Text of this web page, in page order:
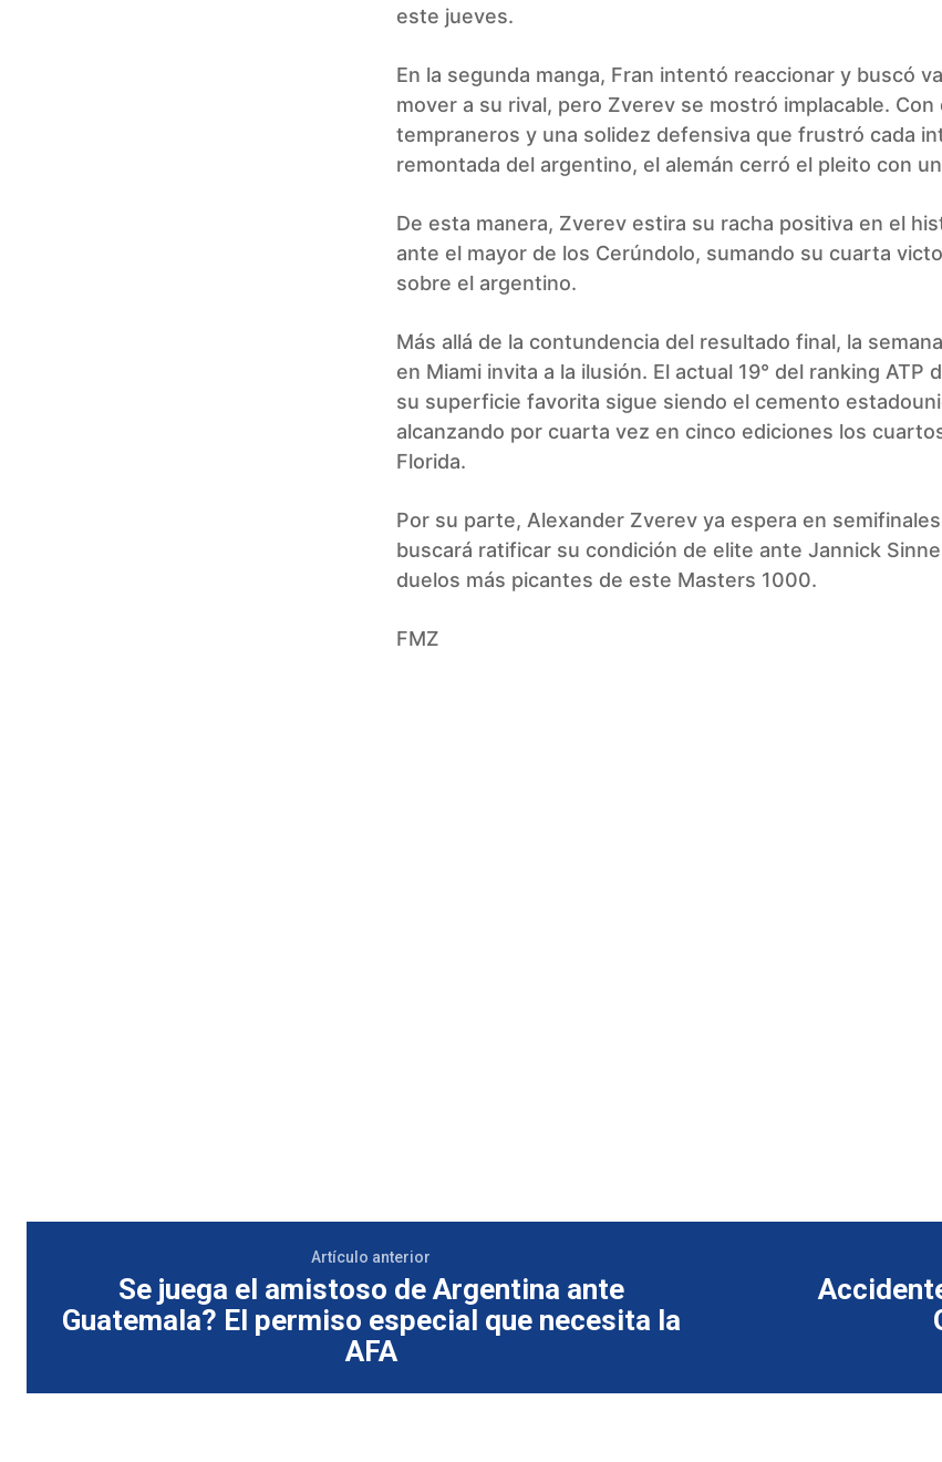
este jueves.
En la segunda manga, Fran intentó reaccionar y buscó
mover a su rival, pero Zverev se mostró implacable. Con
tempraneros y una solidez defensiva que frustró cada
remontada del argentino, el alemán cerró el pleito con un
De esta manera, Zverev estira su racha positiva en el
ante el mayor de los Cerúndolo, sumando su cuarta
sobre el argentino.
Más allá de la contundencia del resultado final, la
en Miami invita a la ilusión. El actual 19° del ranking ATP
su superficie favorita sigue siendo el cemento
alcanzando por cuarta vez en cinco ediciones los
Florida.
Por su parte, Alexander Zverev ya espera en
buscará ratificar su condición de elite ante Jannick
duelos más picantes de este Masters 1000.
FMZ
Artículo anterior
Se juega el amistoso de Argentina ante
Guatemala? El permiso especial que necesita la
AFA